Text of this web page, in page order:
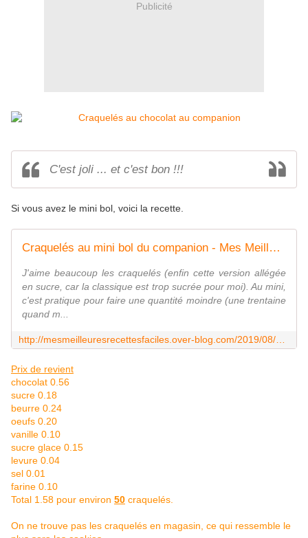
Publicité
C'est joli ... et c'est bon !!!
Si vous avez le mini bol, voici la recette.
Craquelés au mini bol du companion - Mes Meilleures Recettes Faciles
J'aime beaucoup les craquelés (enfin cette version allégée
en sucre, car la classique est trop sucrée pour moi). Au mini,
c'est pratique pour faire une quantité moindre (une trentaine
quand m...
Prix de revient
chocolat 0.56
sucre 0.18
beurre 0.24
oeufs 0.20
vanille 0.10
sucre glace 0.15
levure 0.04
sel 0.01
farine 0.10
Total 1.58 pour environ 50 craquelés.
On ne trouve pas les craquelés en magasin, ce qui ressemble le